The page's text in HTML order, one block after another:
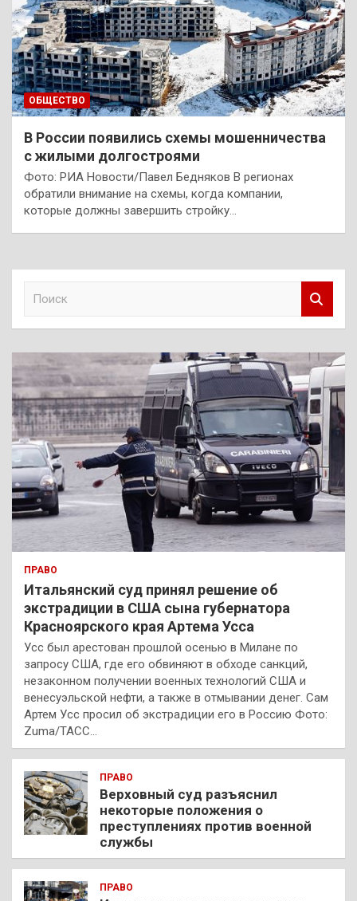
ОБЩЕСТВО
В России появились схемы мошенничества
с жилыми долгостроями
Фото: РИА Новости/Павел Бедняков В регионах
обратили внимание на схемы, когда компании,
которые должны завершить стройку…
к
ПРАВО
Итальянский суд принял решение об
экстрадиции в США сына губернатора
Красноярского края Артема Усса
Усс был арестован прошлой осенью в Милане по
запросу США, где его обвиняют в обходе санкций,
незаконном получении военных технологий США и
венесуэльской нефти, а также в отмывании денег. Сам
Артем Усс просил об экстрадиции его в Россию Фото:
Zuma/ТАСС…
ПРАВО
Верховный суд разъяснил
некоторые положения о
преступлениях против военной
службы
ПРАВО